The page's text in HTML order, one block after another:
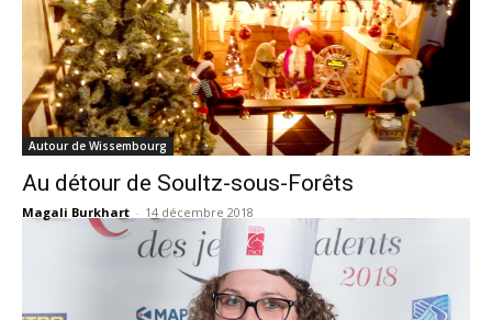
Autour de Wissembourg
Au détour de Soultz-sous-Forêts
Magali Burkhart - 14 décembre 2018